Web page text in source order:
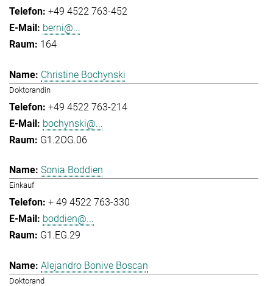
+49 4522 763-452
berni@...
164
Christine Bochynski
Doktorandin
+49 4522 763-214
bochynski@...
G1.2OG.06
Sonia Boddien
Einkauf
+ 49 4522 763-330
boddien@...
G1.EG.29
Alejandro Bonive Boscan
Doktorand